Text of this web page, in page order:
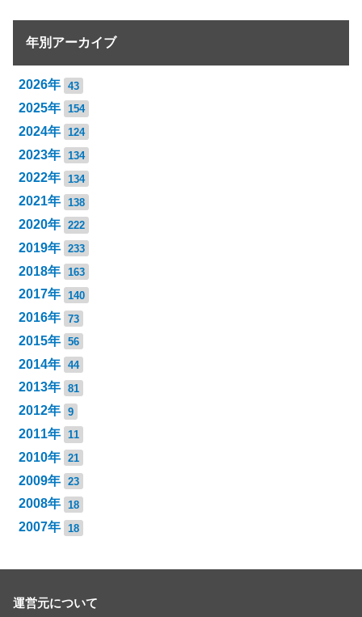
年別アーカイブ
2026年 43
2025年 154
2024年 124
2023年 134
2022年 134
2021年 138
2020年 222
2019年 233
2018年 163
2017年 140
2016年 73
2015年 56
2014年 44
2013年 81
2012年 9
2011年 11
2010年 21
2009年 23
2008年 18
2007年 18
運営元について